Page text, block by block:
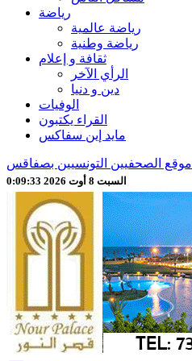
رياضة
رياضة عالمية
رياضة وطنية
ثقافة و إعلام
الرأي الآخر
دين و دنيا
الوفيات
القراء يكتبون
مايد إين سفاكس
موقع الصحفيين التونسيين بصفاقس
السبت 8 أوت 2026 0:09:35